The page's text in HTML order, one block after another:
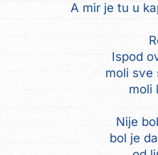
A mir je tu u
Ispod
moli sve
moli
Nije
bol je